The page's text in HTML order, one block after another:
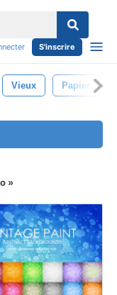
S'inscrire
Vieux Papier